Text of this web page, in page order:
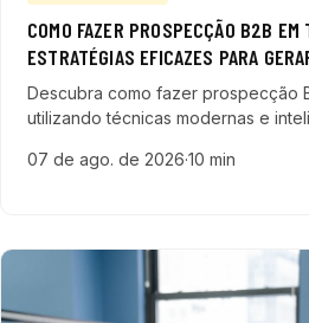
COMO FAZER PROSPECÇÃO B2B EM
ESTRATÉGIAS EFICAZES PARA
Descubra como fazer prospecção
utilizando técnicas modernas e
07 de ago. de 2026·10 min